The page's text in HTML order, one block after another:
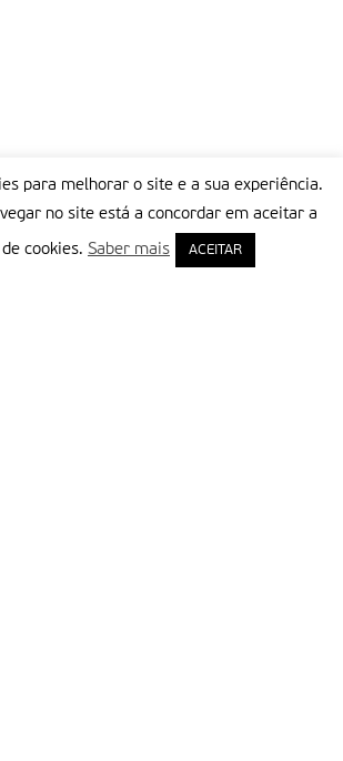
para melhorar o site e a sua experiência.
no site está a concordar em aceitar a
cookies. Saber mais ACEITAR